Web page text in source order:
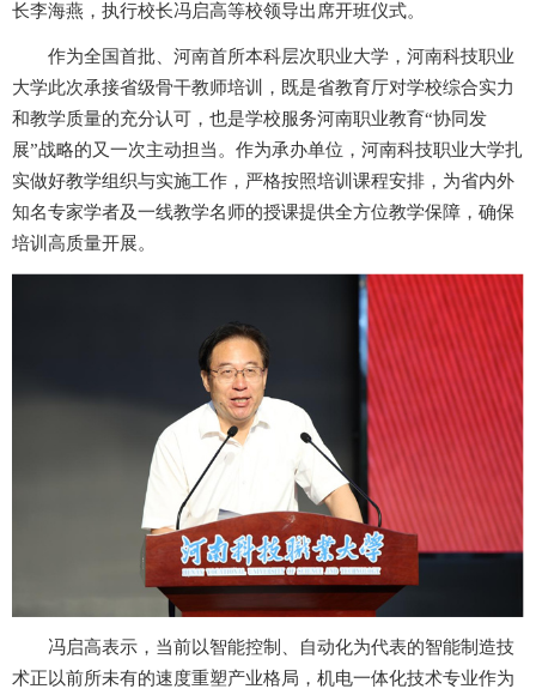
长李海燕，执行校长冯启高等校领导出席开班仪式。
作为全国首批、河南首所本科层次职业大学，河南科技职业
大学此次承接省级骨干教师培训，既是省教育厅对学校综合实力
和教学质量的充分认可，也是学校服务河南职业教育“协同发
展”战略的又一次主动担当。作为承办单位，河南科技职业大学扎
实做好教学组织与实施工作，严格按照培训课程安排，为省内外
知名专家学者及一线教学名师的授课提供全方位教学保障，确保
培训高质量开展。
冯启高表示，当前以智能控制、自动化为代表的智能制造技
术正以前所未有的速度重塑产业格局，机电一体化技术专业作为